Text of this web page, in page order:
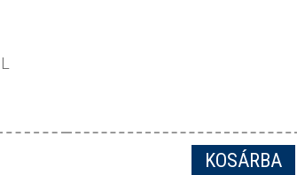
KOSÁRBA